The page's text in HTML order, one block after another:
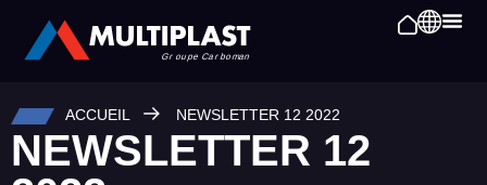
ACCUEIL NEWSLETTER 12 2022
NEWSLETTER 12